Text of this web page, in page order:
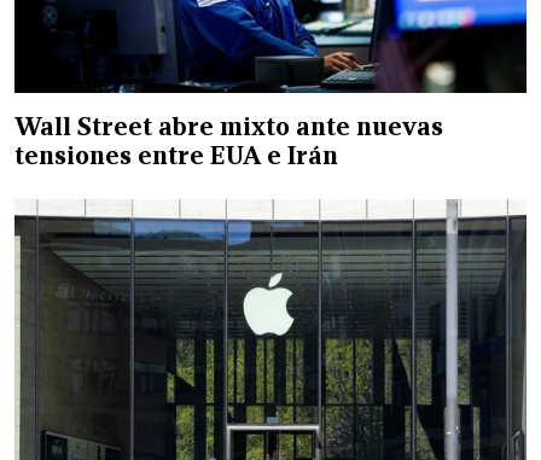
Wall Street abre mixto ante nuevas
tensiones entre EUA e Irán